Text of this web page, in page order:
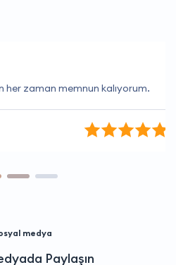
zaman memnun kalıyorum.
medya
Paylaşın